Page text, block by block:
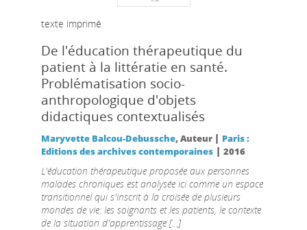
texte imprimé
De l'éducation thérapeutique du
patient à la littératie en santé.
Problématisation socio-
anthropologique d'objets
didactiques contextualisés
Maryvette Balcou-Debussche, Auteur | Paris :
Editions des archives contemporaines| 2016
L'éducation thérapeutique proposée aux personnes
malades chroniques est analysée ici comme un espace
transitionnel qui s'inscrit à la croisée de plusieurs
mondes de vie: les soignants et les patients, le contexte
de la situation d'apprentissage [...]